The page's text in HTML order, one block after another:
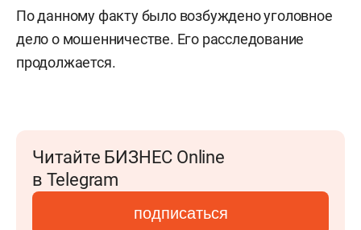
По данному факту было возбуждено уголовное
дело о мошенничестве. Его расследование
продолжается.
Читайте БИЗНЕС Online
в Telegram
подписаться